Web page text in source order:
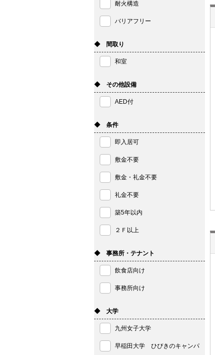
耐火構造
バリアフリー
◆ 間取り
和室
◆ その他設備
AED付
◆ 条件
即入居可
敷金不要
敷金・礼金不要
礼金不要
築5年以内
２Ｆ以上
◆ 事務所・テナント
飲食店向け
事務所向け
◆ 大学
九州女子大学
早稲田大学 ひびきのキャンパ